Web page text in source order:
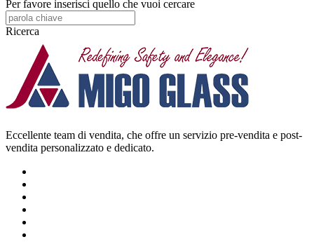
Per favore inserisci quello che vuoi cercare
Ricerca
Eccellente team di vendita, che offre un servizio pre-vendita e post-
vendita personalizzato e dedicato.